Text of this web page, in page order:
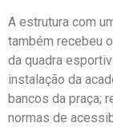
A estrutura com
também recebeu
da quadra
instalação da
bancos da praça;
normas de